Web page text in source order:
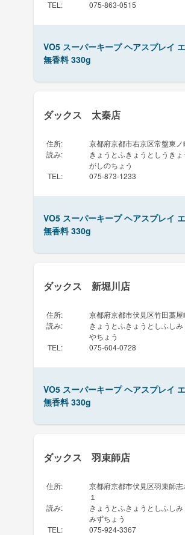
TEL : 075-863-0515
VO5 スーパーキープ ヘアスプレイ
無香料 330g
ダックス 太秦店
住所:
京都府京都市右京区常盤東ノ
読み:
きょうとふきょうとしうき
がしのちょう
TEL : 075-873-1233
VO5 スーパーキープ ヘアスプレイ
無香料 330g
ダックス 新堀川店
住所:
京都府京都市伏見区竹田藁屋
読み:
きょうとふきょうとしふし
やちょう
TEL : 075-604-0728
VO5 スーパーキープ ヘアスプレイ
無香料 330g
ダックス 羽束師店
住所:
京都府京都市伏見区羽束師
１
読み:
きょうとふきょうとしふし
みずちょう
TEL : 075-924-3367